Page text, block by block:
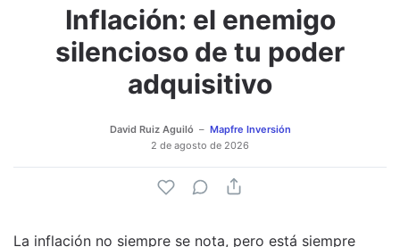
Inflación: el enemigo
silencioso de tu poder
adquisitivo
David Ruiz Aguiló
Mapfre Inversión
2 de agosto de 2026
La inflación no siempre se nota, pero está siempre